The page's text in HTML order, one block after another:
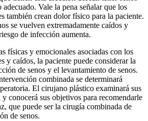
Vale la pena señalar que los
también crean dolor físico para la paciente.
se vuelven extremadamente caídos y
de infección aumenta.
físicas y emocionales asociadas con los
y caídos, la paciente puede considerar la
de senos y el levantamiento de senos.
combinada se determinará
El cirujano plástico examinará sus
y conocerá sus objetivos para recomendarle
que puede ser la cirugía combinada de
de senos.